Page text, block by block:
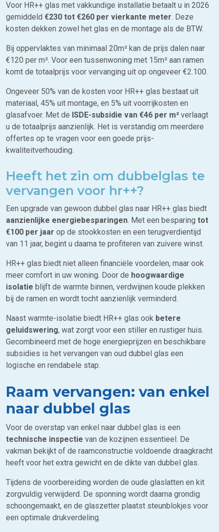
Voor HR++ glas met vakkundige installatie betaalt u in 2026
gemiddeld €230 tot €260 per vierkante meter. Deze
kosten dekken zowel het glas en de montage als de BTW.
Bij oppervlaktes van minimaal 20m² kan de prijs dalen naar
€120 per m². Voor een tussenwoning met 15m² aan ramen
komt de totaalprijs voor vervanging uit op ongeveer €2.100.
Ongeveer 50% van de kosten voor HR++ glas bestaat uit
materiaal, 45% uit montage, en 5% uit voorrijkosten en
glasafvoer. Met de ISDE-subsidie van €46 per m² verlaagt
u de totaalprijs aanzienlijk. Het is verstandig om meerdere
offertes op te vragen voor een goede prijs-
kwaliteitverhouding.
Heeft het zin om dubbelglas te
vervangen voor hr++?
Een upgrade van gewoon dubbel glas naar HR++ glas biedt
aanzienlijke energiebesparingen. Met een besparing tot
€100 per jaar op de stookkosten en een terugverdientijd
van 11 jaar, begint u daarna te profiteren van zuivere winst.
HR++ glas biedt niet alleen financiële voordelen, maar ook
meer comfort in uw woning. Door de hoogwaardige
isolatie blijft de warmte binnen, verdwijnen koude plekken
bij de ramen en wordt tocht aanzienlijk verminderd.
Naast warmte-isolatie biedt HR++ glas ook betere
geluidswering, wat zorgt voor een stiller en rustiger huis.
Gecombineerd met de hoge energieprijzen en beschikbare
subsidies is het vervangen van oud dubbel glas een
logische en rendabele stap.
Raam vervangen: van enkel
naar dubbel glas
Voor de overstap van enkel naar dubbel glas is een
technische inspectie van de kozijnen essentieel. De
vakman bekijkt of de raamconstructie voldoende draagkracht
heeft voor het extra gewicht en de dikte van dubbel glas.
Tijdens de voorbereiding worden de oude glaslatten en kit
zorgvuldig verwijderd. De sponning wordt daarna grondig
schoongemaakt, en de glaszetter plaatst steunblokjes voor
een optimale drukverdeling.